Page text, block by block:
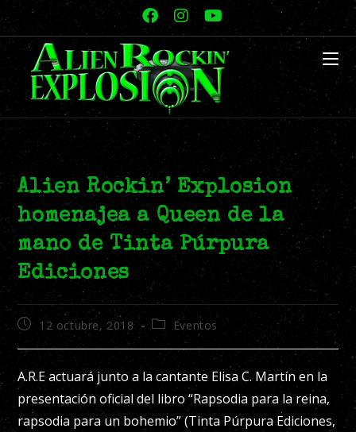
Alien Rockin’ Explosion
homenajea a Queen de la
mano de Tinta Púrpura
Ediciones
12 octubre, 2018 Eventos
A.R.E actuará junto a la cantante Elisa C. Martín en la
presentación oficial del libro “Rapsodia para la reina,
rapsodia para un bohemio” (Tinta Púrpura Ediciones,